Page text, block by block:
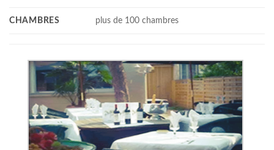
CHAMBRES plus de 100 chambres